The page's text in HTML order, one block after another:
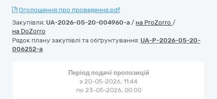
Оголошення про проведення.pdf
Закупівля: UA-2026-05-20-004960-a / на ProZorro /
на DoZorro
Рядок плану закупівлі та обґрунтування: UA-P-2026-05-20-
006252-a
Період подачі пропозицій
з 20-05-2026, 11:44
по 23-05-2026, 00:00